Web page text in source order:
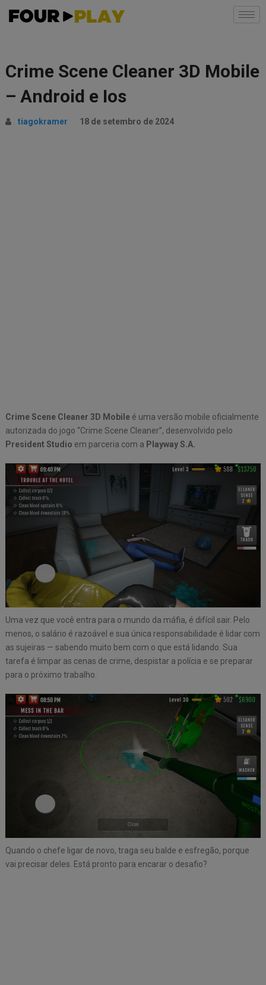
Crime Scene Cleaner 3D Mobile
– Android e Ios
tiagokramer 18 de setembro de 2024
Crime Scene Cleaner 3D Mobileé uma versão mobile oficialmente
autorizada do jogo “Crime Scene Cleaner”, desenvolvido pelo
President Studio em parceria com a Playway S.A.
Uma vez que você entra para o mundo da máfia, é difícil sair. Pelo
menos, o salário é razoável e sua única responsabilidade é lidar com
as sujeiras — sabendo muito bem com o que está lidando. Sua
tarefa é limpar as cenas de crime, despistar a polícia e se preparar
para o próximo trabalho.
Quando o chefe ligar de novo, traga seu balde e esfregão, porque
vai precisar deles. Está pronto para encarar o desafio?